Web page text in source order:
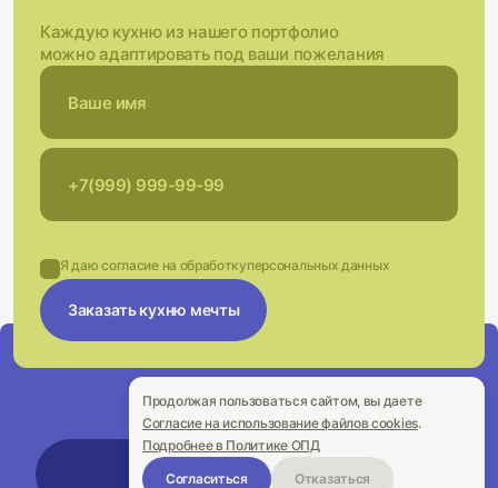
Каждую кухню из нашего портфолио
можно адаптировать под ваши пожелания
Я даю согласие на обработкуперсональных данных
Заказать кухню мечты
Оплата онлайн
Продолжая пользоваться сайтом, вы даете
Согласие на использование файлов cookies.
Подробнее в Политике ОПД
Согласиться
Отказаться